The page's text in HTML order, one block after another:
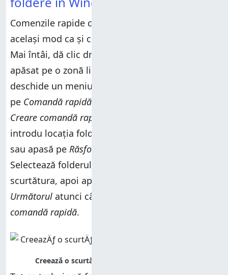
Comenzile rapide către foldere sunt create în
același mod ca și cele către aplicații și fișiere.
Mai întâi, dă clic dreapta sau apasă și menține
apăsat pe o zonă liberă de pe desktop pentru a
deschide un meniu contextual. Apasă pe
pe Comandă rapidă
Creare comandă rapidă
introdu locația folderului în cauză, fie dă clic
sau apasă pe Răsfoire
Selectează folderul cărui vrei să îi creezi
scurtătura, apoi apasă
Următorul atunci când revii la expertul
comandă rapidă.